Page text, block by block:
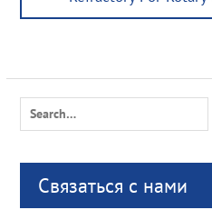
Search
Связаться с нами